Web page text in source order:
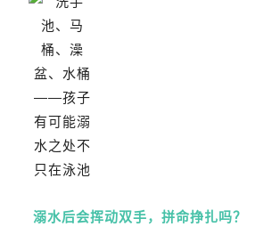
溺水后会挥动双手，拼命挣扎吗？